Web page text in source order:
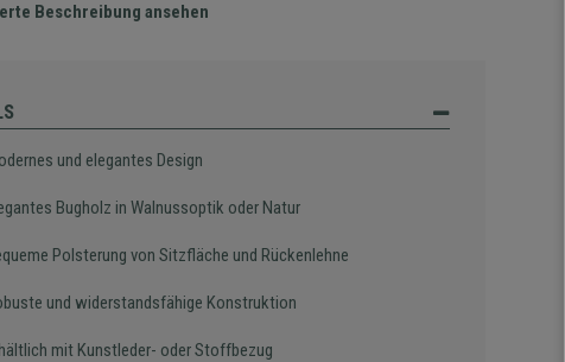
Beschreibung ansehen
und elegantes Design
Bugholz in Walnussoptik oder Natur
Polsterung von Sitzfläche und Rückenlehne
und widerstandsfähige Konstruktion
mit Kunstleder- oder Stoffbezug